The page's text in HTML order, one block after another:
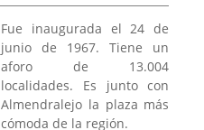
Fue inaugurada el 24 de
junio de 1967. Tiene un
aforo de 13.004
localidades. Es junto con
Almendralejo la plaza más
cómoda de la región.